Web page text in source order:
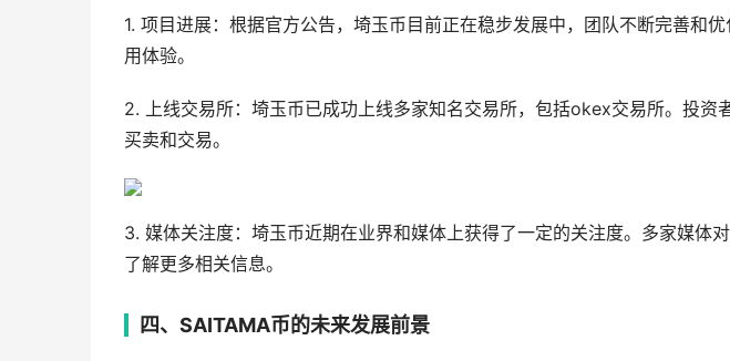
1. 项目进展：根据官方公告，埼玉币目前正在稳步发展中，团队不断完善和
用体验。
2. 上线交易所：埼玉币已成功上线多家知名交易所，包括okex交易所。投资
买卖和交易。
3. 媒体关注度：埼玉币近期在业界和媒体上获得了一定的关注度。多家媒体
了解更多相关信息。
四、SAITAMA币的未来发展前景